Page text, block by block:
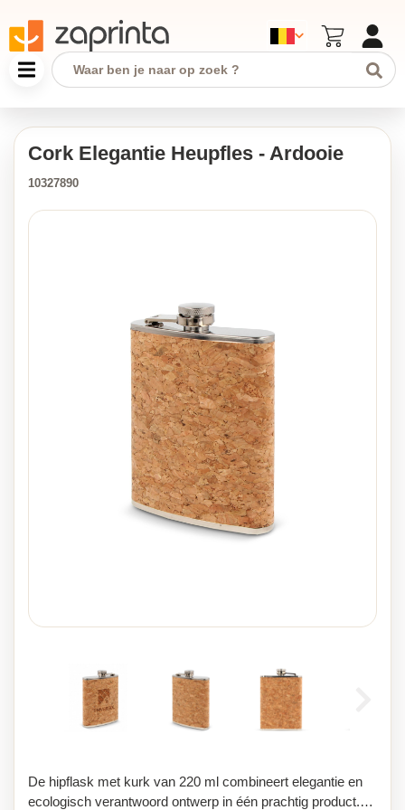
Cork Elegantie Heupfles - Ardooie
10327890
De hipflask met kurk van 220 ml combineert elegantie en
ecologisch verantwoord ontwerp in één prachtig product.